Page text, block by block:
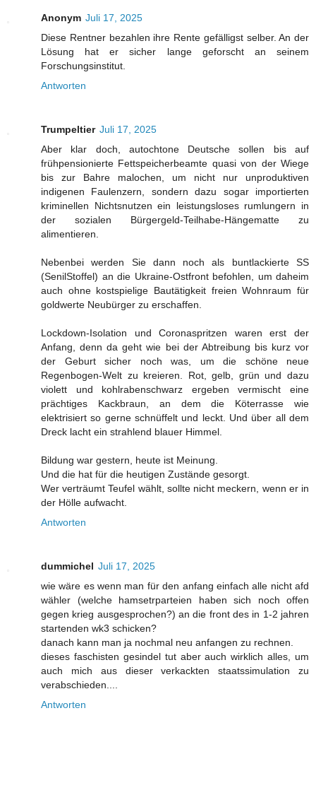
Anonym Juli 17, 2025
Diese Rentner bezahlen ihre Rente gefälligst selber. An der
Lösung hat er sicher lange geforscht an seinem
Forschungsinstitut.
Antworten
Trumpeltier Juli 17, 2025
Aber klar doch, autochtone Deutsche sollen bis auf
frühpensionierte Fettspeicherbeamte quasi von der Wiege
bis zur Bahre malochen, um nicht nur unproduktiven
indigenen Faulenzern, sondern dazu sogar importierten
kriminellen Nichtsnutzen ein leistungsloses rumlungern in
der sozialen Bürgergeld-Teilhabe-Hängematte zu
alimentieren.
Nebenbei werden Sie dann noch als buntlackierte SS
(SenilStoffel) an die Ukraine-Ostfront befohlen, um daheim
auch ohne kostspielige Bautätigkeit freien Wohnraum für
goldwerte Neubürger zu erschaffen.
Lockdown-Isolation und Coronaspritzen waren erst der
Anfang, denn da geht wie bei der Abtreibung bis kurz vor
der Geburt sicher noch was, um die schöne neue
Regenbogen-Welt zu kreieren. Rot, gelb, grün und dazu
violett und kohlrabenschwarz ergeben vermischt eine
prächtiges Kackbraun, an dem die Köterrasse wie
elektrisiert so gerne schnüffelt und leckt. Und über all dem
Dreck lacht ein strahlend blauer Himmel.
Bildung war gestern, heute ist Meinung.
Und die hat für die heutigen Zustände gesorgt.
Wer verträumt Teufel wählt, sollte nicht meckern, wenn er in
der Hölle aufwacht.
Antworten
dummichel Juli 17, 2025
wie wäre es wenn man für den anfang einfach alle nicht afd
wähler (welche hamsetrparteien haben sich noch offen
gegen krieg ausgesprochen?) an die front des in 1-2 jahren
startenden wk3 schicken?
danach kann man ja nochmal neu anfangen zu rechnen.
dieses faschisten gesindel tut aber auch wirklich alles, um
auch mich aus dieser verkackten staatssimulation zu
verabschieden....
Antworten